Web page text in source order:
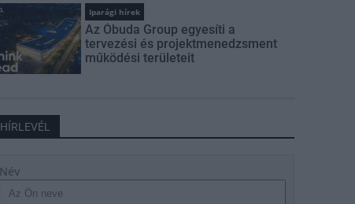
Iparági hírek
Az Óbuda Group egyesíti a
tervezési és projektmenedzsment
működési területeit
HÍRLEVÉL
Név